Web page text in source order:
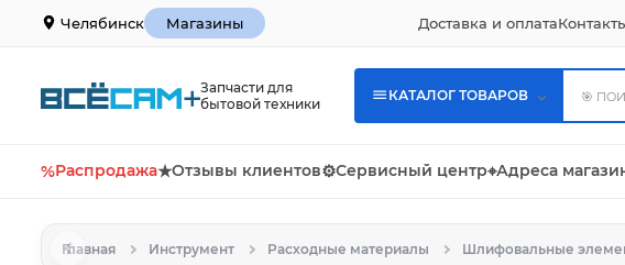
Челябинск Магазины Доставка и оплата
Запчасти для
бытовой техники
КАТАЛОГ ТОВАРОВ
%Распродажа★Отзывы клиентов⚙Сервисный центр⌖Адреса
Главная Инструмент Расходные материалы Шлифовальные